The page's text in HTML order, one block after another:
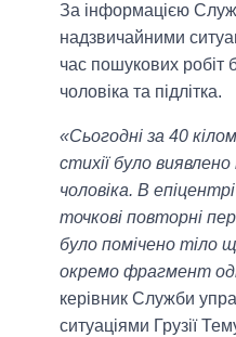
За інформацією
надзвичайними
час пошукових робіт
чоловіка та підлітка.
«Сьогодні за 40
стихії було
чоловіка. В
точкові повторні
було помічено тіло
окремо фрагмент
керівник Служби
ситуаціями Грузії